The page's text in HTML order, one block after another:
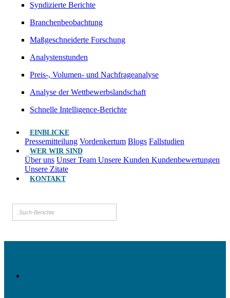
Syndizierte Berichte
Branchenbeobachtung
Maßgeschneiderte Forschung
Analystenstunden
Preis-, Volumen- und Nachfrageanalyse
Analyse der Wettbewerbslandschaft
Schnelle Intelligence-Berichte
EINBLICKE
Pressemitteilung Vordenkertum Blogs Fallstudien
WER WIR SIND
Über uns Unser Team Unsere Kunden Kundenbewertungen
Unsere Zitate
KONTAKT